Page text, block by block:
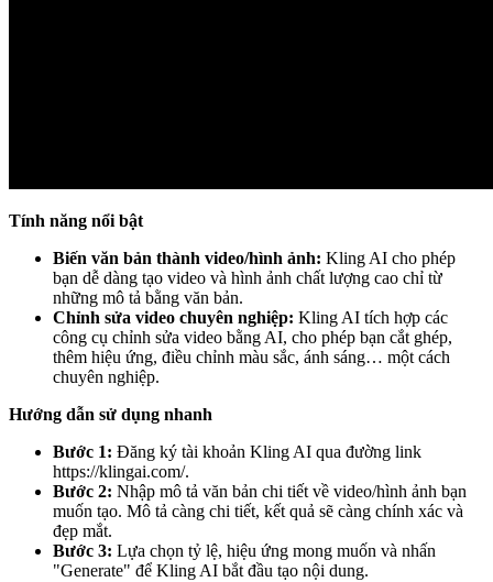
Tính năng nổi bật
Biến văn bản thành video/hình ảnh: Kling AI cho phép
bạn dễ dàng tạo video và hình ảnh chất lượng cao chỉ từ
những mô tả bằng văn bản.
Chỉnh sửa video chuyên nghiệp: Kling AI tích hợp các
công cụ chỉnh sửa video bằng AI, cho phép bạn cắt ghép,
thêm hiệu ứng, điều chỉnh màu sắc, ánh sáng… một cách
chuyên nghiệp.
Hướng dẫn sử dụng nhanh
Bước 1: Đăng ký tài khoản Kling AI qua đường link
https://klingai.com/.
Bước 2: Nhập mô tả văn bản chi tiết về video/hình ảnh bạn
muốn tạo. Mô tả càng chi tiết, kết quả sẽ càng chính xác và
đẹp mắt.
Bước 3: Lựa chọn tỷ lệ, hiệu ứng mong muốn và nhấn
"Generate" để Kling AI bắt đầu tạo nội dung.